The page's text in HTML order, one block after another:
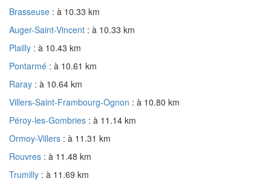
Brasseuse : à 10.33 km
Auger-Saint-Vincent : à 10.33 km
Plailly : à 10.43 km
Pontarmé : à 10.61 km
Raray : à 10.64 km
Villers-Saint-Frambourg-Ognon : à 10.80 km
Péroy-les-Gombries : à 11.14 km
Ormoy-Villers : à 11.31 km
Rouvres : à 11.48 km
Trumilly : à 11.69 km